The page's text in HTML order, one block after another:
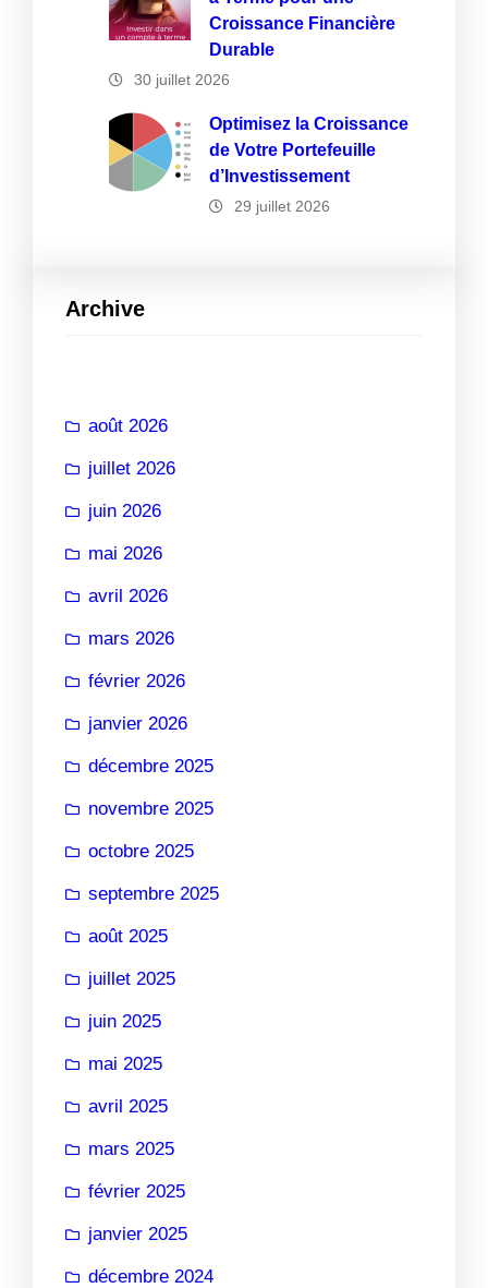
Croissance Financière
Durable
30 juillet 2026
Optimisez la Croissance
de Votre Portefeuille
d’Investissement
29 juillet 2026
Archive
août 2026
juillet 2026
juin 2026
mai 2026
avril 2026
mars 2026
février 2026
janvier 2026
décembre 2025
novembre 2025
octobre 2025
septembre 2025
août 2025
juillet 2025
juin 2025
mai 2025
avril 2025
mars 2025
février 2025
janvier 2025
décembre 2024